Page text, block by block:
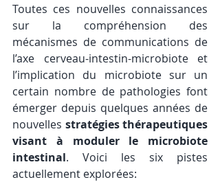
Toutes ces nouvelles connaissances
sur la compréhension des
mécanismes de communications de
l’axe cerveau-intestin-microbiote et
l’implication du microbiote sur un
certain nombre de pathologies font
émerger depuis quelques années de
nouvelles stratégies thérapeutiques
visant à moduler le microbiote
intestinal. Voici les six pistes
actuellement explorées: